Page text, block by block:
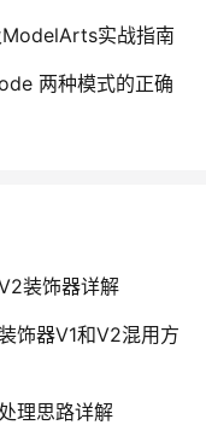
实战指南
两种模式的正确
装饰器详解
饰器V1和V2混用方
理思路详解